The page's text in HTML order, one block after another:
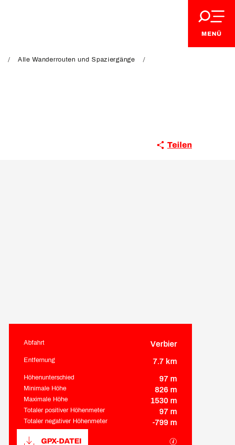
MENÜ
Alle Wanderrouten und Spaziergänge
Teilen
Praktische
Abfahrt Verbier
Entfernung 7.7 km
Höhenunterschied 97 m
Minimale Höhe 826 m
Maximale Höhe 1530 m
Totaler positiver Höhenmeter 97 m
Totaler negativer Höhenmeter -799 m
Dokumentation
GPX-DATEI Mit GPX / KML-